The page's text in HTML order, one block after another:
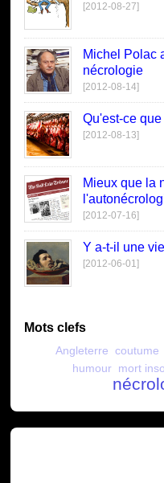
[2012-08-27]
Michel Polac
nécrologie
[2012-08-14]
Qu'est-ce que
[2012-08-13]
Mieux que la
[2012-07-16]
Y a-t-il une
[2012-06-01]
Mots clefs
Angleterre coutume
humour mort